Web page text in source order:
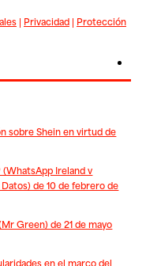
| Privacidad| Protección
sobre Shein en virtud de
Ireland v
de 10 de febrero de
Green) de 21 de mayo
en el marco del